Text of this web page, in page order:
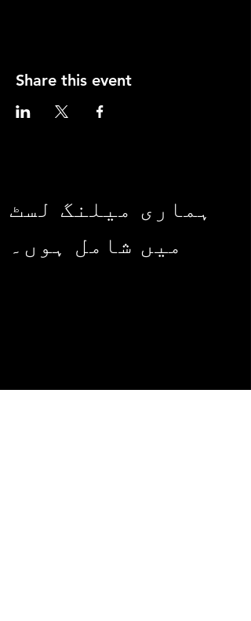
Share this event
ہماری میلنگ لسٹ
میں شامل ہوں۔